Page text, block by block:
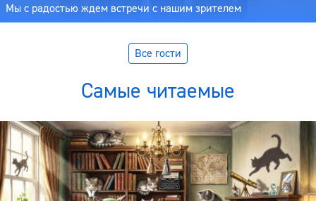
Мы с радостью ждем встречи с нашим зрителем
Все гости
Самые читаемые